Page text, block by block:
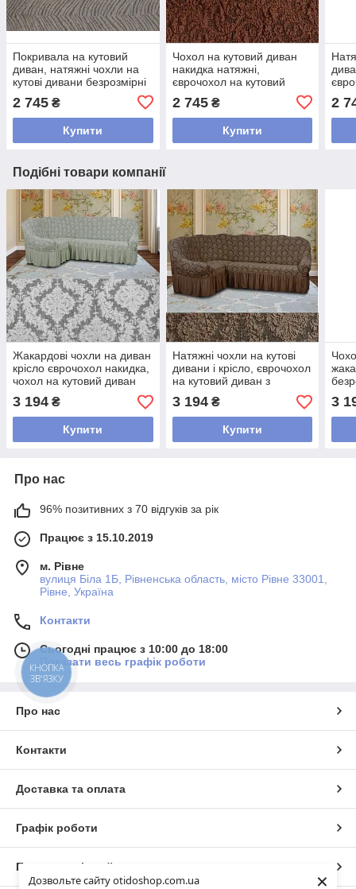
Дозвольте сайту otidoshop.com.ua
×
Покривала на кутовий
диван, натяжні чохли на
кутові дивани безрозмірні
жакардові з оборкою Всі
кольори Бежевий
2 745 ₴
Купити
Чохол на кутовий диван
накидка натяжні,
єврочохол на кутовий
Коричневий
2 745₴
Купити
2
Подібні товари компанії
Жакардові чохли на диван
крісло єврочохол накидка,
чохол на кутовий диван
крісло безрозмірні Світло
сірий
3 194 ₴
Купити
Натяжні чохли на кутові
дивани і крісло, єврочохол
на кутовий диван з
спідницею жакардовий
накидка Кавовий
3 194₴
Купити
на
3
Про нас
96% позитивних з 70 відгуків за рік
Працює з 15.10.2019
м. Рівне
вулиця Біла 1Б, Рівненська область, місто Рівне 33001,
Рівне, Україна
Контакти
Сьогодні працює з 10:00 до 18:00
Показати весь графік роботи
Про нас
Контакти
Доставка та оплата
Графік роботи
Повна версія сайту
КНОПКА
ЗВ'ЯЗКУ